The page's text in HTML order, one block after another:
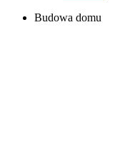
Budowa domu